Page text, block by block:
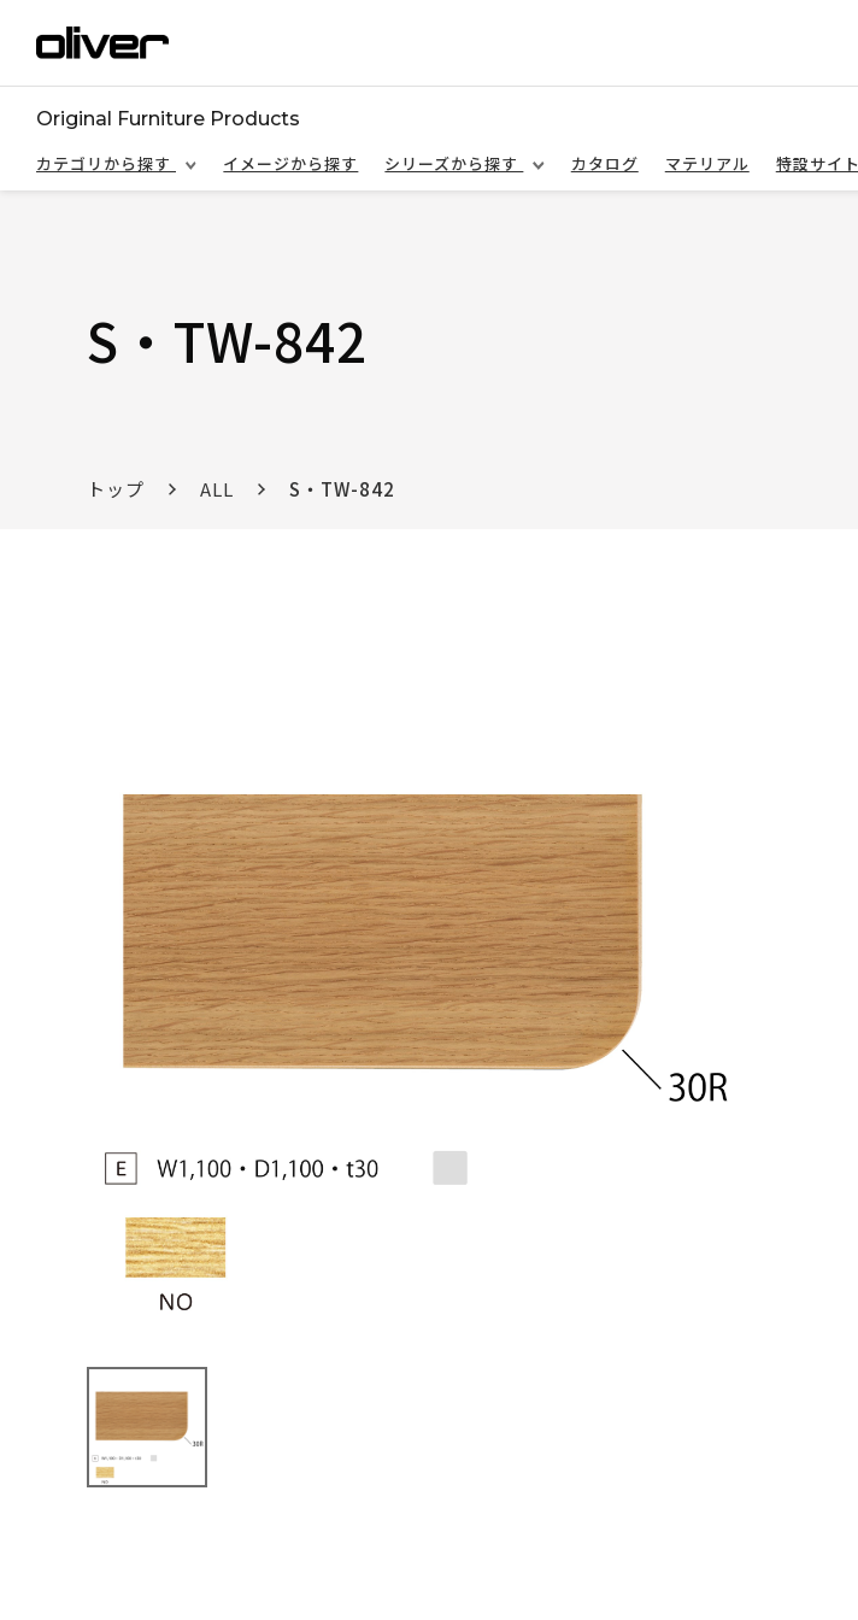
Original Furniture Products
カテゴリから探す
イメージから探す シリーズから探す カタログ マテリアル 特設サイト
S・TW-842
トップ ALL S・TW-842